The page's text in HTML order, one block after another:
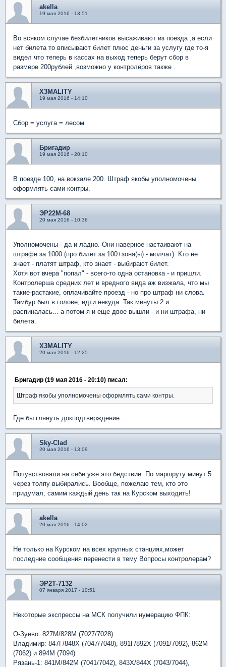
akella
19 мая 2016 - 13:51
Во всяком случае безбилетников высаживают из поезда ,а если
нет билета то вписывают билет плюс деньги за услугу где то-я
видел что теперь в кассах на выход теперь берут сбор в
размере 200рублей ,возможно у контролёров также .
X3MALITY
19 мая 2016 - 14:10
Сбор = услуга = лесом
Бригадир
19 мая 2016 - 20:10
В поезде 100, на вокзале 200. Штраф якобы уполномочены
оформлять сами контры.
ЭР22М-68
20 мая 2016 - 10:36
Уполномочены - да и ладно. Они наверное настаивают на
штрафе за 1000 (про билет за 100+зона(ы) - молчат). Кто не
знает - платят штраф, кто знает - выбирают билет.
Хотя вот вчера "попал" - всего-то одна остановка - и пришли.
Контролерша средних лет и вредного вида аж визжала, что мы
такие-растакие, оплачивайте проезд - но про штраф ни слова.
Тамбур был в голове, идти некуда. Так минуты 2 и
распиналась... а потом я и еще двое вышли - и ни штрафа, ни
билета.
X3MALITY
20 мая 2016 - 12:25
Бригадир (19 мая 2016 - 20:10) писал:
Штраф якобы уполномочены оформлять сами контры.
Где бы глянуть докподтверждение...
Sky-Clad
20 мая 2016 - 13:09
Почувствовали на себе уже это бедствие. По маршруту минут 5
через толпу выбирались. Вообще, пожелаю тем, кто это
придумал, самим каждый день так на Курском выходить!
akella
20 мая 2016 - 14:02
Не только на Курском на всех крупных станциях,может
последние сообщения перенести в тему Вопросы контролерам?
ЭР2Т-7132
07 января 2017 - 10:51
Некоторые экспрессы на МСК получили нумерацию ФПК:
О-Зуево: 827М/828М (7027/7028)
Владимир: 847Г/848Х (7047/7048), 891Г/892Х (7091/7092), 862М
(7062) и 894М (7094)
Рязань-1: 841М/842М (7041/7042), 843Х/844Х (7043/7044),